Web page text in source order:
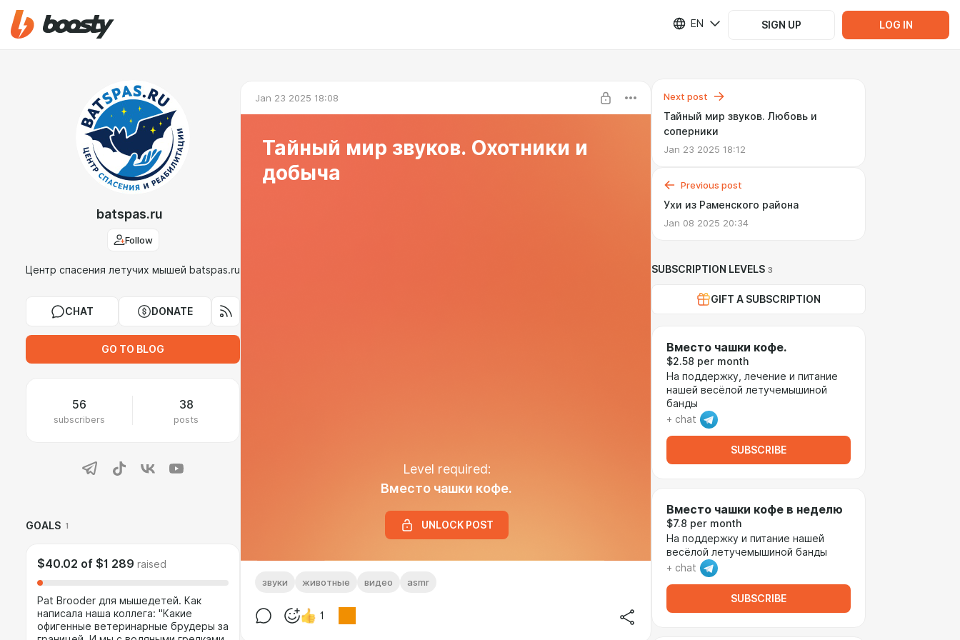
EN SIGN UP LOG IN
batspas.ru
Follow
Центр спасения летучих мышей batspas.ru
CHAT DONATE
GO TO BLOG
56
subscribers
38
posts
GOALS 1
$40.02 of $1 289 raised
Pat Brooder для мышедетей. Как
написала наша коллега: "Какие
офигенные ветеринарные брудеры за
Jan 23 2025 18:08
Тайный мир звуков. Охотники и
добыча
Level required:
Вместо чашки кофе.
UNLOCK POST
звуки животные видео asmr
1
Next post
Тайный мир звуков. Любовь и
соперники
Jan 23 2025 18:12
Previous post
Ухи из Раменского района
Jan 08 2025 20:34
SUBSCRIPTION LEVELS 3
GIFT A SUBSCRIPTION
Вместо чашки кофе.
$2.58 per month
На поддержку, лечение и питание
нашей весёлой летучемышиной
банды
+ chat
SUBSCRIBE
Вместо чашки кофе в неделю
$7.8 per month
На поддержку и питание нашей
весёлой летучемышиной банды
+ chat
SUBSCRIBE